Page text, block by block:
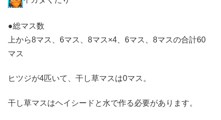
●総マス数
上から8マス、6マス、8マス×4、6マス、8マスの合計60
マス
ヒツジが4匹いて、干し草マスは0マス。
干し草マスはヘイシードと水で作る必要があります。